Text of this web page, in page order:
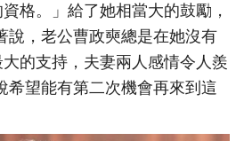
格。」給了她相當大的鼓勵，
說，老公曹政奭總是在她沒有
的支持，夫妻兩人感情令人羨
希望能有第二次機會再來到這